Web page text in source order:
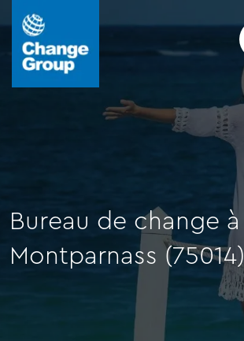
Bureau de change à
Montparnass (75014)